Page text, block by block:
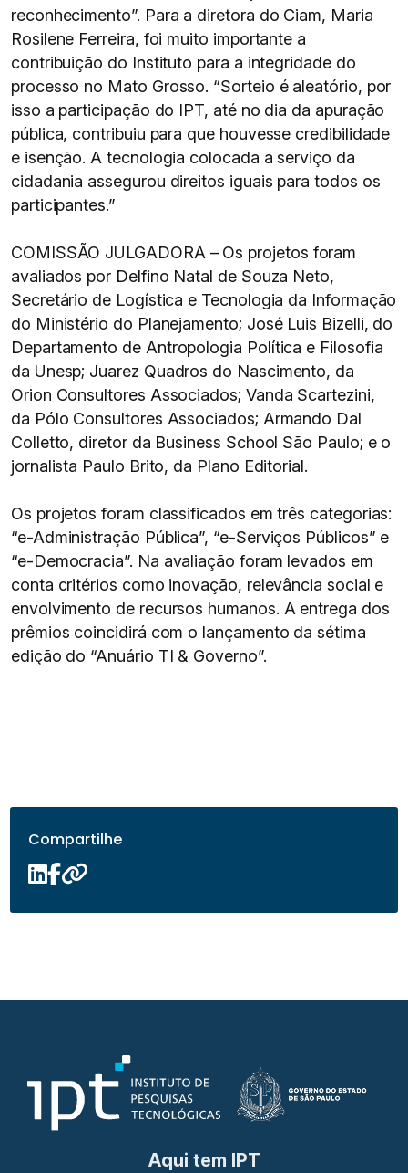
reconhecimento”. Para a diretora do Ciam, Maria
Rosilene Ferreira, foi muito importante a
contribuição do Instituto para a integridade do
processo no Mato Grosso. “Sorteio é aleatório, por
isso a participação do IPT, até no dia da apuração
pública, contribuiu para que houvesse credibilidade
e isenção. A tecnologia colocada a serviço da
cidadania assegurou direitos iguais para todos os
participantes.”
COMISSÃO JULGADORA – Os projetos foram
avaliados por Delfino Natal de Souza Neto,
Secretário de Logística e Tecnologia da Informação
do Ministério do Planejamento; José Luis Bizelli, do
Departamento de Antropologia Política e Filosofia
da Unesp; Juarez Quadros do Nascimento, da
Orion Consultores Associados; Vanda Scartezini,
da Pólo Consultores Associados; Armando Dal
Colletto, diretor da Business School São Paulo; e o
jornalista Paulo Brito, da Plano Editorial.
Os projetos foram classificados em três categorias:
“e-Administração Pública”, “e-Serviços Públicos” e
“e-Democracia”. Na avaliação foram levados em
conta critérios como inovação, relevância social e
envolvimento de recursos humanos. A entrega dos
prêmios coincidirá com o lançamento da sétima
edição do “Anuário TI & Governo”.
Compartilhe
Aqui tem IPT